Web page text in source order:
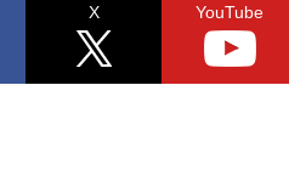
X YouTube